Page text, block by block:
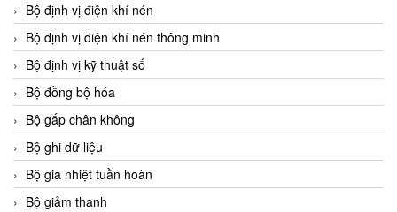
Bộ định vị điện khí nén
Bộ định vị điện khí nén thông minh
Bộ định vị kỹ thuật số
Bộ đồng bộ hóa
Bộ gấp chân không
Bộ ghi dữ liệu
Bộ gia nhiệt tuần hoàn
Bộ giảm thanh